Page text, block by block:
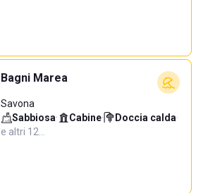
Bagni Marea
Savona
Sabbiosa· Cabine· Doccia calda·
e altri 12…